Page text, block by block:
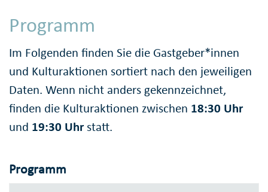
Programm
Im Folgenden finden Sie die Gastgeber*innen
und Kulturaktionen sortiert nach den jeweiligen
Daten. Wenn nicht anders gekennzeichnet,
finden die Kulturaktionen zwischen 18:30 Uhr
und 19:30 Uhrstatt.
Programm